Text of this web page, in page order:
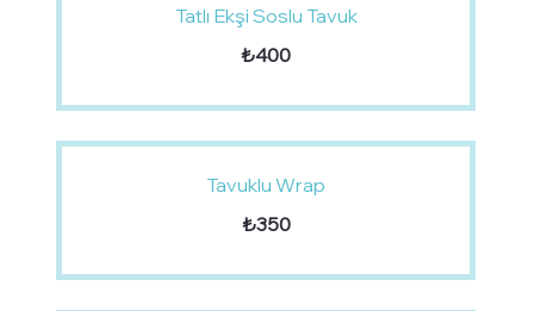
Tatlı Ekşi Soslu Tavuk
₺400
Tavuklu Wrap
₺350